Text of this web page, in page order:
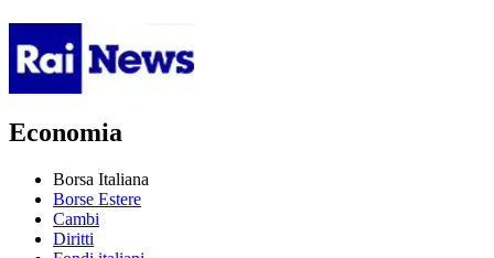
Economia
Borsa Italiana
Borse Estere
Cambi
Diritti